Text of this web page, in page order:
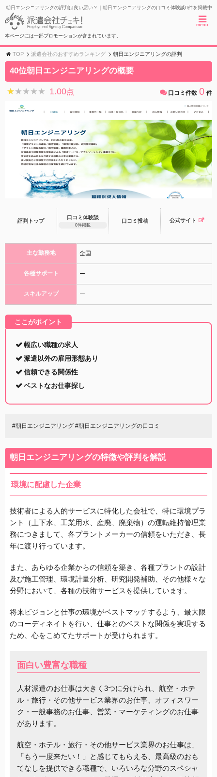
朝日エンジニアリングの評判は良い悪い？｜朝日エンジニアリングの口コミ体験談0件を掲載中
menu
本ページには一部プロモーションが含まれています。
TOP 派遣会社のおすすめランキング 朝日エンジニアリングの評判
40位朝日エンジニアリングの概要
★★★★★
★★★★★ 1.00点 口コミ件数 0 件
評判トップ
口コミ体験談
0件掲載
口コミ 投稿 公式サイト
主な勤務地 全国
各種サポート ー
スキルアップ ー
ここがポイント
幅広い職種の求人
派遣以外の雇用形態あり
信頼できる関係性
ベストなお仕事探し
#朝日エンジニアリング #朝日エンジニアリングの口コミ
朝日エンジニアリングの特徴や評判を解説
環境に配慮した企業
技術者による人的サービスに特化した会社で、特に環境プラ
ント（上下水、工業用水、産廃、廃棄物）の運転維持管理業
務につきまして、各プラントメーカーの信頼をいただき、長
年に渡り行っています。
また、あらゆる企業からの信頼を築き、各種プラントの設計
及び施工管理、環境計量分析、研究開発補助、その他様々な
分野において、各種の技術サービスを提供しています。
将来ビジョンと仕事の環境がベストマッチするよう、最大限
のコーディネイトを行い、仕事とのベストな関係を実現する
ため、心をこめてたサポートが受けられます。
面白い豊富な職種
人材派遣のお仕事は大きく3つに分けられ、航空・ホテ
ル・旅行・その他サービス業界のお仕事、オフィスワー
ク・一般事務のお仕事、営業・マーケティングのお仕事
があります。
航空・ホテル・旅行・その他サービス業界のお仕事は、
「もう一度来たい！」と感じてもらえる、最高級のおも
てなしを提供できる職種で、いろいろな分野のスペシャ